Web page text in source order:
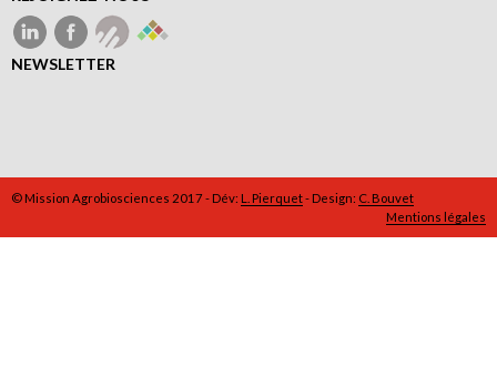
NEWSLETTER
© Mission Agrobiosciences 2017 - Dév: L. Pierquet- Design: C. Bouvet
Mentions légales